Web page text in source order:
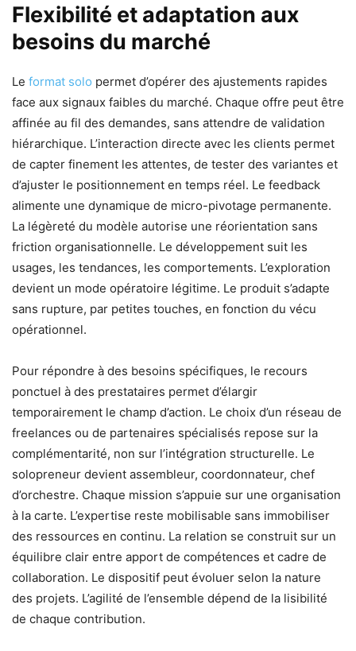
Flexibilité et adaptation aux
besoins du marché
Le format solo permet d’opérer des ajustements rapides
face aux signaux faibles du marché. Chaque offre peut être
affinée au fil des demandes, sans attendre de validation
hiérarchique. L’interaction directe avec les clients permet
de capter finement les attentes, de tester des variantes et
d’ajuster le positionnement en temps réel. Le feedback
alimente une dynamique de micro-pivotage permanente.
La légèreté du modèle autorise une réorientation sans
friction organisationnelle. Le développement suit les
usages, les tendances, les comportements. L’exploration
devient un mode opératoire légitime. Le produit s’adapte
sans rupture, par petites touches, en fonction du vécu
opérationnel.
Pour répondre à des besoins spécifiques, le recours
ponctuel à des prestataires permet d’élargir
temporairement le champ d’action. Le choix d’un réseau de
freelances ou de partenaires spécialisés repose sur la
complémentarité, non sur l’intégration structurelle. Le
solopreneur devient assembleur, coordonnateur, chef
d’orchestre. Chaque mission s’appuie sur une organisation
à la carte. L’expertise reste mobilisable sans immobiliser
des ressources en continu. La relation se construit sur un
équilibre clair entre apport de compétences et cadre de
collaboration. Le dispositif peut évoluer selon la nature
des projets. L’agilité de l’ensemble dépend de la lisibilité
de chaque contribution.